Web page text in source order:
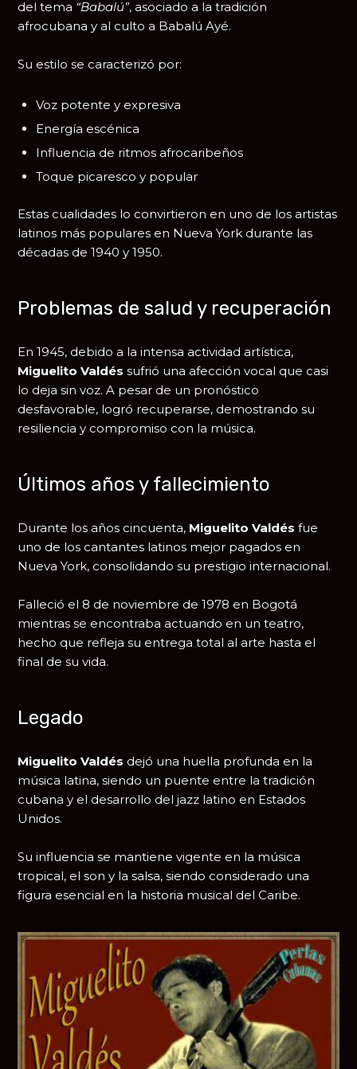
del tema “Babalú”, asociado a la tradición
afrocubana y al culto a Babalú Ayé.
Su estilo se caracterizó por:
Voz potente y expresiva
Energía escénica
Influencia de ritmos afrocaribeños
Toque picaresco y popular
Estas cualidades lo convirtieron en uno de los artistas
latinos más populares en Nueva York durante las
décadas de 1940 y 1950.
Problemas de salud y recuperación
En 1945, debido a la intensa actividad artística,
Miguelito Valdés sufrió una afección vocal que casi
lo deja sin voz. A pesar de un pronóstico
desfavorable, logró recuperarse, demostrando su
resiliencia y compromiso con la música.
Últimos años y fallecimiento
Durante los años cincuenta, Miguelito Valdés fue
uno de los cantantes latinos mejor pagados en
Nueva York, consolidando su prestigio internacional.
Falleció el 8 de noviembre de 1978 en Bogotá
mientras se encontraba actuando en un teatro,
hecho que refleja su entrega total al arte hasta el
final de su vida.
Legado
Miguelito Valdés dejó una huella profunda en la
música latina, siendo un puente entre la tradición
cubana y el desarrollo del jazz latino en Estados
Unidos.
Su influencia se mantiene vigente en la música
tropical, el son y la salsa, siendo considerado una
figura esencial en la historia musical del Caribe.